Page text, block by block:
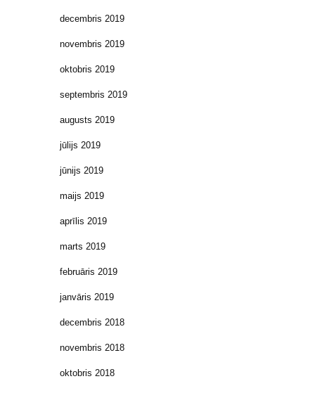
decembris 2019
novembris 2019
oktobris 2019
septembris 2019
augusts 2019
jūlijs 2019
jūnijs 2019
maijs 2019
aprīlis 2019
marts 2019
februāris 2019
janvāris 2019
decembris 2018
novembris 2018
oktobris 2018